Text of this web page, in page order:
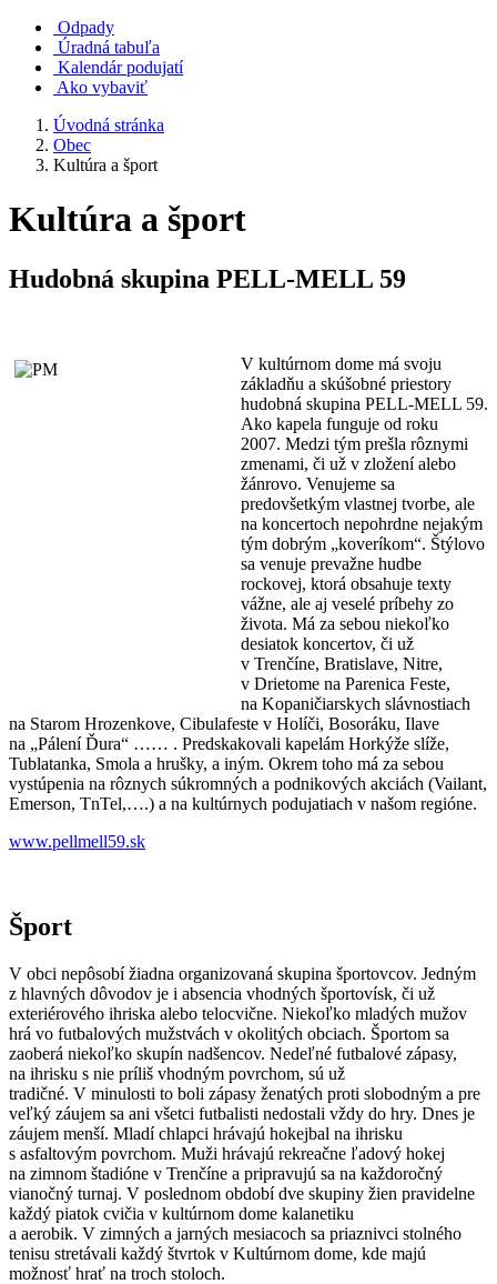
Odpady
Úradná tabuľa
Kalendár podujatí
Ako vybaviť
Úvodná stránka
Obec
Kultúra a šport
Kultúra a šport
Hudobná skupina PELL-MELL 59
V kultúrnom dome má svoju
základňu a skúšobné priestory
hudobná skupina PELL-MELL 59.
Ako kapela funguje od roku
2007. Medzi tým prešla rôznymi
zmenami, či už v zložení alebo
žánrovo. Venujeme sa
predovšetkým vlastnej tvorbe, ale
na koncertoch nepohrdne nejakým
tým dobrým „koveríkom“. Štýlovo
sa venuje prevažne hudbe
rockovej, ktorá obsahuje texty
vážne, ale aj veselé príbehy zo
života. Má za sebou niekoľko
desiatok koncertov, či už
v Trenčíne, Bratislave, Nitre,
v Drietome na Parenica Feste,
na Kopaničiarskych slávnostiach
na Starom Hrozenkove, Cibulafeste v Holíči, Bosoráku, Ilave
na „Pálení Ďura“ …… . Predskakovali kapelám Horkýže slíže,
Tublatanka, Smola a hrušky, a iným. Okrem toho má za sebou
vystúpenia na rôznych súkromných a podnikových akciách (Vailant,
Emerson, TnTel,….) a na kultúrnych podujatiach v našom regióne.
www.pellmell59.sk
Šport
V obci nepôsobí žiadna organizovaná skupina športovcov. Jedným
z hlavných dôvodov je i absencia vhodných športovísk, či už
exteriérového ihriska alebo telocvične. Niekoľko mladých mužov
hrá vo futbalových mužstvách v okolitých obciach. Športom sa
zaoberá niekoľko skupín nadšencov. Nedeľné futbalové zápasy,
na ihrisku s nie príliš vhodným povrchom, sú už
tradičné. V minulosti to boli zápasy ženatých proti slobodným a pre
veľký záujem sa ani všetci futbalisti nedostali vždy do hry. Dnes je
záujem menší. Mladí chlapci hrávajú hokejbal na ihrisku
s asfaltovým povrchom. Muži hrávajú rekreačne ľadový hokej
na zimnom štadióne v Trenčíne a pripravujú sa na každoročný
vianočný turnaj. V poslednom období dve skupiny žien pravidelne
každý piatok cvičia v kultúrnom dome kalanetiku
a aerobik. V zimných a jarných mesiacoch sa priaznivci stolného
tenisu stretávali každý štvrtok v Kultúrnom dome, kde majú
možnosť hrať na troch stoloch.